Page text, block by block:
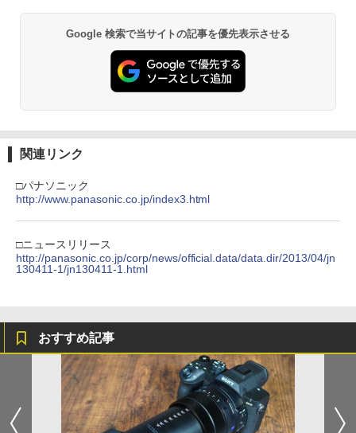
Google 検索で当サイトの記事を優先表示させる
関連リンク
□パナソニック
http://www.panasonic.co.jp/index3.html
□ニュースリリース
http://panasonic.co.jp/corp/news/official.data/data.dir/2013/04/jn
130411-1/jn130411-1.html
おすすめ記事